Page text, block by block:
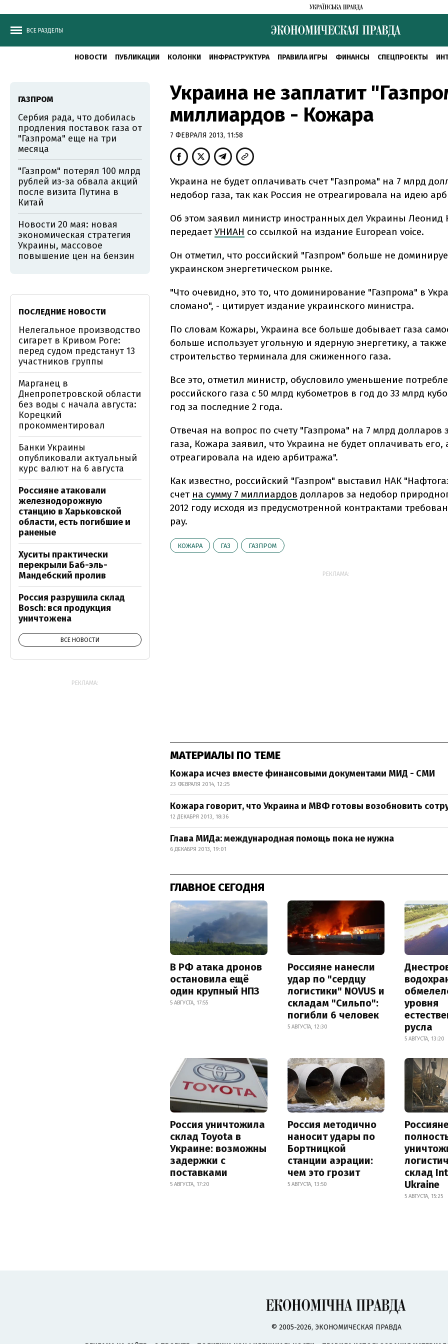
ВСЕ РАЗДЕЛЫ
НОВОСТИ ПУБЛИКАЦИИ КОЛОНКИ ИНФРАСТРУКТУРА ПРАВИЛА ИГРЫ ФИНАНСЫ СПЕЦПРОЕКТЫ
Украина не заплатит
миллиардов - Кожара
7 ФЕВРАЛЯ 2013, 11:58
Украина не будет оплачивать счет "Газпрома" на 7 млрд
недобор газа, так как Россия не отреагировала на идею
Об этом заявил министр иностранных дел Украины Леонид
передаетУНИАН со ссылкой на издание European voice.
Он отметил, что российский "Газпром" больше не
украинском энергетическом рынке.
"Что очевидно, это то, что доминирование "Газпрома" в
сломано", - цитирует издание украинского министра.
По словам Кожары, Украина все больше добывает газа
больше использует угольную и ядерную энергетику, а
строительство терминала для сжиженного газа.
Все это, отметил министр, обусловило уменьшение
российского газа с 50 млрд кубометров в год до 33 млрд
год за последние 2 года.
Отвечая на вопрос по счету "Газпрома" на 7 млрд долларов
газа, Кожара заявил, что Украина не будет оплачивать его,
отреагировала на идею арбитража".
Как известно, российский "Газпром" выставил НАК
счет на сумму 7 миллиардов долларов за недобор
2012 году исходя из предусмотренной контрактами
pay.
КОЖАРА ГАЗ ГАЗПРОМ
РЕКЛАМА:
МАТЕРИАЛЫ ПО ТЕМЕ
Кожара исчез вместе финансовыми документами МИД - СМИ
23 ФЕВРАЛЯ 2014, 12:25
Кожара говорит, что Украина и МВФ готовы возобновить
12 ДЕКАБРЯ 2013, 18:36
Глава МИДа: международная помощь пока не нужна
6 ДЕКАБРЯ 2013, 19:01
ГЛАВНОЕ СЕГОДНЯ
В РФ атака дронов
остановила ещё
один крупный НПЗ
5 АВГУСТА, 17:55
Россияне нанесли
удар по "сердцу
логистики" NOVUS и
складам "Сильпо":
погибли 6 человек
5 АВГУСТА, 12:30
уровня
русла
5 АВГУСТА, 13:20
Россия уничтожила
склад Toyota в
Украине: возможны
задержки с
поставками
5 АВГУСТА, 17:20
Россия методично
наносит удары по
Бортницкой
станции аэрации:
чем это грозит
5 АВГУСТА, 13:50
склад
Ukraine
5 АВГУСТА, 15:25
ГАЗПРОМ
Сербия рада, что добилась
продления поставок газа от
"Газпрома" еще на три
месяца
"Газпром" потерял 100 млрд
рублей из-за обвала акций
после визита Путина в
Китай
Новости 20 мая: новая
экономическая стратегия
Украины, массовое
повышение цен на бензин
ПОСЛЕДНИЕ НОВОСТИ
Нелегальное производство
сигарет в Кривом Роге:
перед судом предстанут 13
участников группы
Марганец в
Днепропетровской области
без воды с начала августа:
Корецкий
прокомментировал
Банки Украины
опубликовали актуальный
курс валют на 6 августа
Россияне атаковали
железнодорожную
станцию в Харьковской
области, есть погибшие и
раненые
Хуситы практически
перекрыли Баб-эль-
Мандебский пролив
Россия разрушила склад
Bosch: вся продукция
уничтожена
ВСЕ НОВОСТИ
РЕКЛАМА:
© 2005-2026, ЭКОНОМИЧЕСКАЯ ПРАВДА